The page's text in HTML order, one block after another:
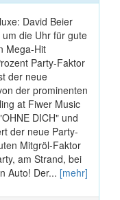
David Beier
die Uhr für gute
Mega-Hit
Party-Faktor
der neue
der prominenten
at Fiwer Music
DICH" und
der neue Party-
Mitgröl-Faktor
am Strand, bei
Auto! Der... [mehr]